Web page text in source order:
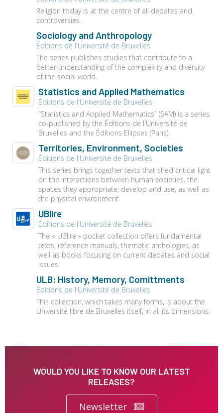
Religion today is at the centre of all debates and
controversies.
Sociology and Anthropology
Éditions de l'Université de Bruxelles
The series publishes studies that contribute to a
better understanding of the complexity and diversity
of the social world.
Statistics and Applied Mathematics
Éditions de l'Université de Bruxelles
"Statistics and Applied Mathematics" (SAM) is a series
co-published by the Éditions de l'Université de
Bruxelles and the Éditions Ellipses (Paris).
Territories, Environment, Societies
Éditions de l'Université de Bruxelles
This series brings together texts that shed critical light
on the interactions between human societies, the
spaces they appropriate, develop and use, as well as
the physical environment.
UBlire
Éditions de l'Université de Bruxelles
The « UBlire » pocket collection offers fundamental
texts, reference manuals, thematic anthologies, as
well as books focusing on current debates and social
issues.
ULB: History, Memory, Comittments
Éditions de l'Université de Bruxelles
This collection, which takes many forms, is about the
Université libre de Bruxelles itself, in all its dimensions.
WOULD YOU LIKE TO KNOW OUR LATEST
RELEASES?
Newsletter